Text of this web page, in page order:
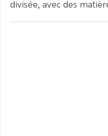
divisée, avec des